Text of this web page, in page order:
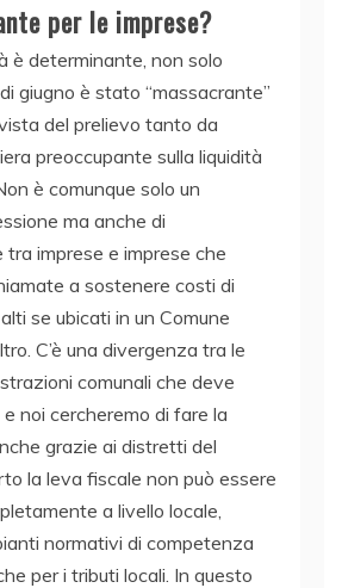
per le imprese?
è determinante, non solo
giugno è stato “massacrante”
del prelievo tanto da
preoccupante sulla liquidità
è comunque solo un
ma anche di
tra imprese e imprese che
a sostenere costi di
se ubicati in un Comune
C’è una divergenza tra le
comunali che deve
noi cercheremo di fare la
grazie ai distretti del
la leva fiscale non può essere
a livello locale,
normativi di competenza
per i tributi locali. In questo